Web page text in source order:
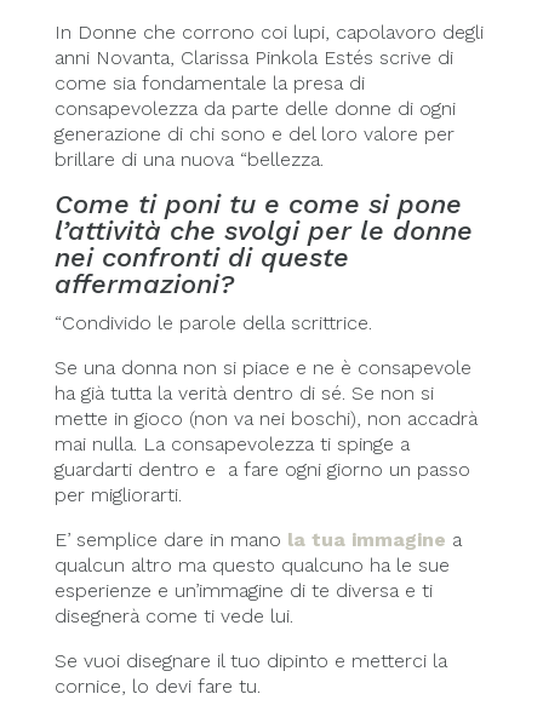
In Donne che corrono coi lupi, capolavoro degli
anni Novanta, Clarissa Pinkola Estés scrive di
come sia fondamentale la presa di
consapevolezza da parte delle donne di ogni
generazione di chi sono e del loro valore per
brillare di una nuova “bellezza.
Come ti poni tu e come si pone
l’attività che svolgi per le donne
nei confronti di queste
affermazioni?
“Condivido le parole della scrittrice.
Se una donna non si piace e ne è consapevole
ha già tutta la verità dentro di sé. Se non si
mette in gioco (non va nei boschi), non accadrà
mai nulla. La consapevolezza ti spinge a
guardarti dentro e a fare ogni giorno un passo
per migliorarti.
E’ semplice dare in mano la tua immagine a
qualcun altro ma questo qualcuno ha le sue
esperienze e un’immagine di te diversa e ti
disegnerà come ti vede lui.
Se vuoi disegnare il tuo dipinto e metterci la
cornice, lo devi fare tu.